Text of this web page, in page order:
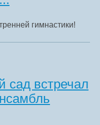
гимнастики!
сад встречал